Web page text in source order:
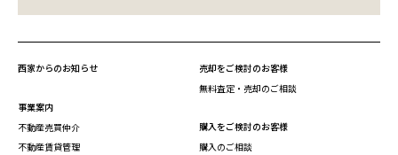
西家からのお知らせ
事業案内
不動産売買仲介
不動産賃貸管理
売却をご検討のお客様
無料査定・売却のご相談
購入をご検討のお客様
購入のご相談